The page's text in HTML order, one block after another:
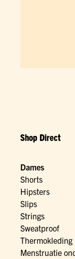
Shop Direct
Dames
Shorts
Hipsters
Slips
Strings
Sweatproof
Thermokleding
Menstruatie